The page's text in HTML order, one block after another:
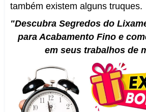
também existem alguns truques.
"Descubra Segredos do
para Acabamento Fino e
em seus trabalhos de